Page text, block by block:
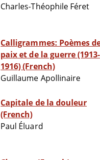
Charles-Théophile Féret
Calligrammes: Poèmes
paix et de la guerre (1913-
1916) (French)
Guillaume Apollinaire
Capitale de la douleur
(French)
Paul Éluard